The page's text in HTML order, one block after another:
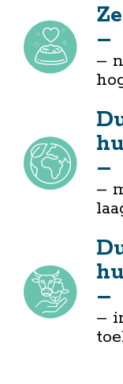
–
–
–
–
–
–